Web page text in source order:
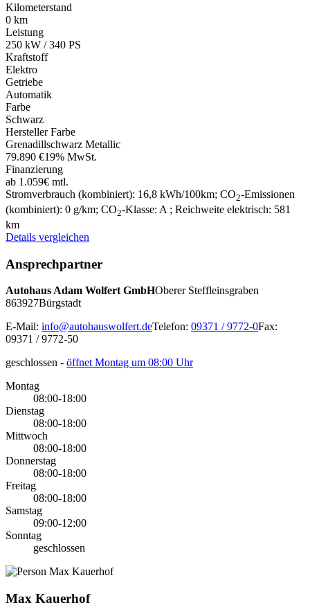
Kilometerstand
0 km
Leistung
250 kW / 340 PS
Kraftstoff
Elektro
Getriebe
Automatik
Farbe
Schwarz
Hersteller Farbe
Grenadillschwarz Metallic
79.890 €19% MwSt.
Finanzierung
ab 1.059€ mtl.
Stromverbrauch (kombiniert): 16,8 kWh/100km; CO2-Emissionen
(kombiniert): 0 g/km; CO2-Klasse: A ; Reichweite elektrisch: 581
km
Details vergleichen
Ansprechpartner
Autohaus Adam Wolfert GmbHOberer Steffleinsgraben
863927Bürgstadt
E-Mail: info@autohauswolfert.deTelefon: 09371 / 9772-0Fax:
09371 / 9772-50
geschlossen - öffnet Montag um 08:00 Uhr
Montag
08:00-18:00
Dienstag
08:00-18:00
Mittwoch
08:00-18:00
Donnerstag
08:00-18:00
Freitag
08:00-18:00
Samstag
09:00-12:00
Sonntag
geschlossen
Max Kauerhof